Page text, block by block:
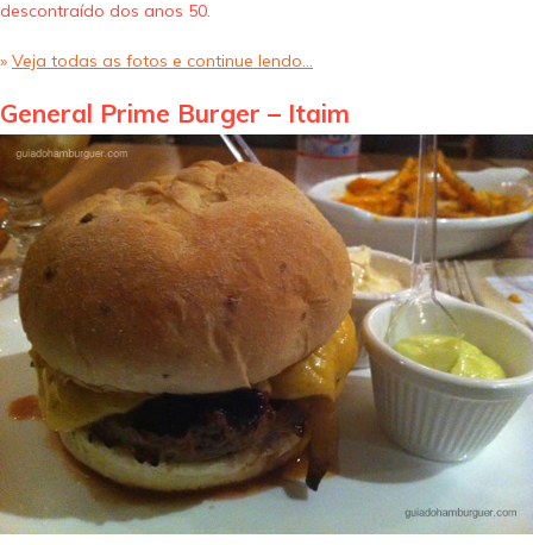
descontraído dos anos 50.
» Veja todas as fotos e continue lendo…
General Prime Burger – Itaim